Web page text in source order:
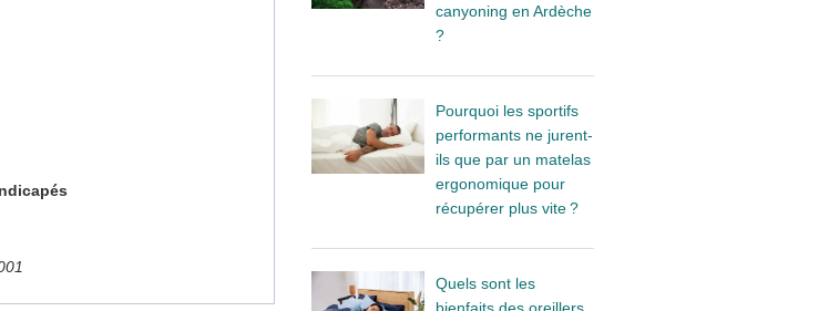
canyoning en Ardèche
?
Pourquoi les sportifs
performants ne jurent-
ils que par un matelas
ergonomique pour
récupérer plus vite ?
Quels sont les